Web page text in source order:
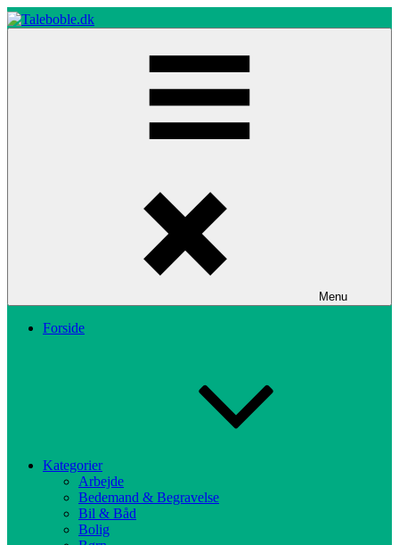
Skip
to
Menu
Forside
Kategorier
Arbejde
Bedemand & Begravelse
Bil & Båd
Bolig